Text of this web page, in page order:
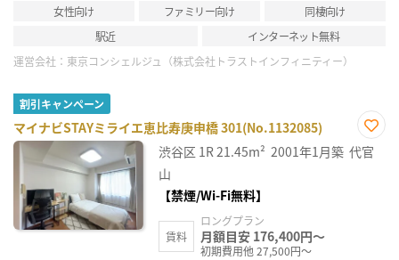
女性向け ファミリー向け
同棲向け
駅近
インターネット無料
運営会社： 東京コンシェルジュ（株式会社トラストインフィニティー）
割引キャンペーン
マイナビSTAYミライエ恵比寿庚申橋 301(No.1132085)
お気
に入
渋谷区 1R21.45m² 2001年1月築 代官
山
【禁煙/Wi-Fi無料】
賃料
ロングプラン
月額目安 176,400円～
初期費用他 27,500円～